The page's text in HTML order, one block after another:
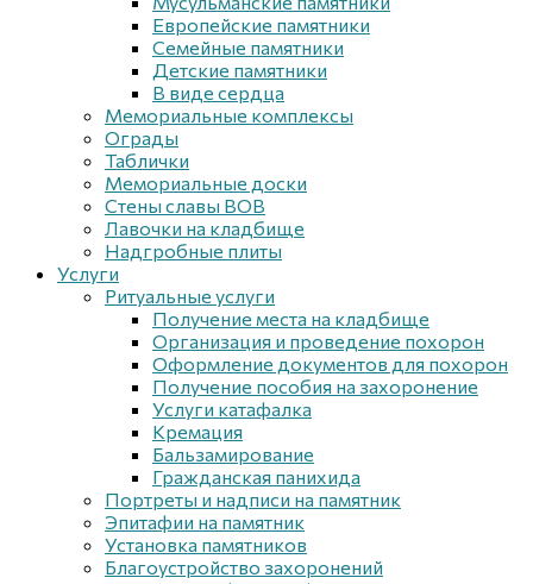
Европейские памятники
Семейные памятники
Детские памятники
В виде сердца
Мемориальные комплексы
Ограды
Таблички
Мемориальные доски
Стены славы ВОВ
Лавочки на кладбище
Надгробные плиты
Услуги
Ритуальные услуги
Получение места на кладбище
Организация и проведение похорон
Оформление документов для похорон
Получение пособия на захоронение
Услуги катафалка
Кремация
Бальзамирование
Гражданская панихида
Портреты и надписи на памятник
Эпитафии на памятник
Установка памятников
Благоустройство захоронений